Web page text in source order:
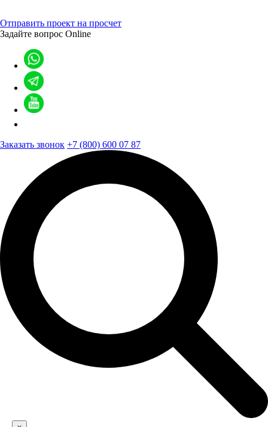
Отправить проект на просчет
Задайте вопрос Online
Заказать звонок +7 (800) 600 07 87